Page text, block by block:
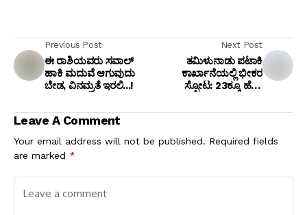
Previous Post
ಈ ರಾಶಿಯವರು ಸವಾಲ್
ಹಾಕಿ ಮದುವೆ ಆಗುವುದು
ಬೇಡ, ವಿನಮ್ರತೆ ಇರಲಿ...!
Next Post
ತಮಿಳುನಾಡು ಪಟಾಕಿ
ಕಾರ್ಖಾನೆಯಲ್ಲಿ ಭೀಕರ
ಸ್ಫೋಟ: 23ಕ್ಕೂ ಹೆಚ್ಚು
ಗಂಭೀರ ಗಾಯ
Leave A Comment
Your email address will not be published. Required fields
are marked *